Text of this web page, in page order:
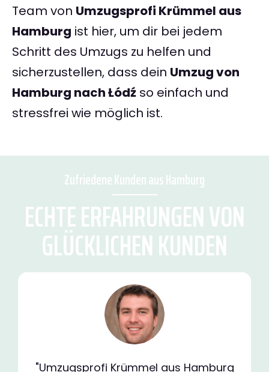
Team von Umzugsprofi Krümmel aus
Hamburg ist hier, um dir bei jedem
Schritt des Umzugs zu helfen und
sicherzustellen, dass dein Umzug von
Hamburg nach Łódź so einfach und
stressfrei wie möglich ist.
Zufriedene Kunden aus Hamburg
ECHTE ERFAHRUNGEN VON
GLÜCKLICHEN KUNDEN
"Umzugsprofi Krümmel aus Hamburg